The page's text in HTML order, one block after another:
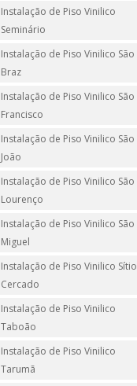
Instalação de Piso Vinilico
Seminário
Instalação de Piso Vinilico São
Braz
Instalação de Piso Vinilico São
Francisco
Instalação de Piso Vinilico São
João
Instalação de Piso Vinilico São
Lourenço
Instalação de Piso Vinilico São
Miguel
Instalação de Piso Vinilico Sítio
Cercado
Instalação de Piso Vinilico
Taboão
Instalação de Piso Vinilico
Tarumã